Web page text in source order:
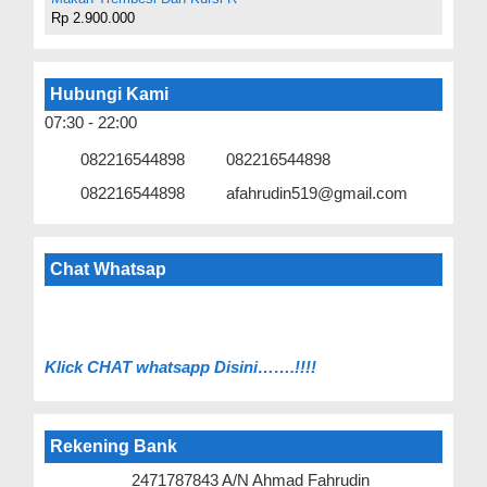
Rp 2.900.000
Hubungi Kami
07:30 - 22:00
082216544898
082216544898
082216544898
afahrudin519@gmail.com
Chat Whatsap
Klick CHAT whatsapp Disini…….!!!!
Rekening Bank
2471787843 A/N Ahmad Fahrudin